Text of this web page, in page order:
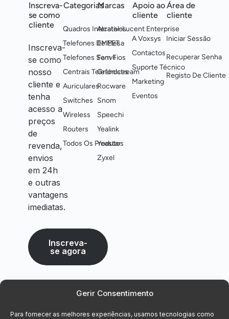
Gerir Consentimento
Para fornecer as melhores experiências, usamos tecnologias como
Inscreva-
se como
cliente
Inscreva-
se como
nosso
cliente e
tenha
acesso a
preços
de
revenda,
envios
em 24h
e outras
vantagens
imediatas.
Inscreva-
se agora
Categorias
Quadros Interativos
Telefones De Mesa
Telefones Sem Fios
Centrais Telefónicas
Auriculares
Switches
Wireless
Routers
Todos Os Produtos
Marcas
Alcatel-Lucent Enterprise
EMEET
Fanvil
Grandstream
Rocware
Snom
Speechi
Yealink
Yeastar
Zyxel
Apoio ao
cliente
A Voxsys
Contactos
Suporte Técnico
Marketing
Eventos
Área de
cliente
Iniciar Sessão
Recuperar Senha
Registo De Cliente